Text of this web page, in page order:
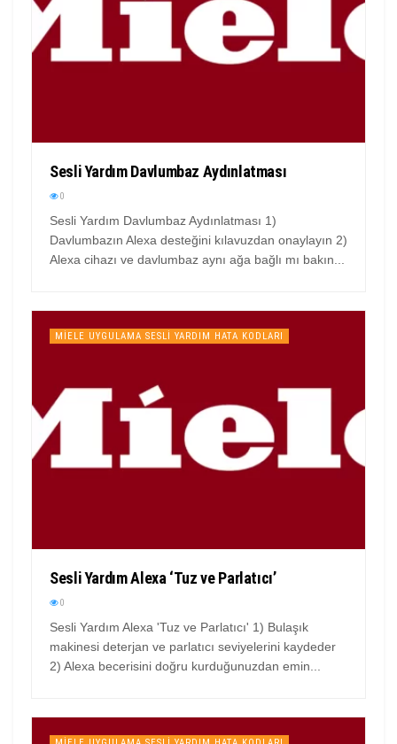
Sesli Yardım Davlumbaz Aydınlatması
0
Sesli Yardım Davlumbaz Aydınlatması 1)
Davlumbazın Alexa desteğini kılavuzdan onaylayın 2)
Alexa cihazı ve davlumbaz aynı ağa bağlı mı bakın...
MIELE UYGULAMA SESLI YARDIM HATA KODLARI
Sesli Yardım Alexa ‘Tuz ve Parlatıcı’
0
Sesli Yardım Alexa 'Tuz ve Parlatıcı' 1) Bulaşık
makinesi deterjan ve parlatıcı seviyelerini kaydeder
2) Alexa becerisini doğru kurduğunuzdan emin...